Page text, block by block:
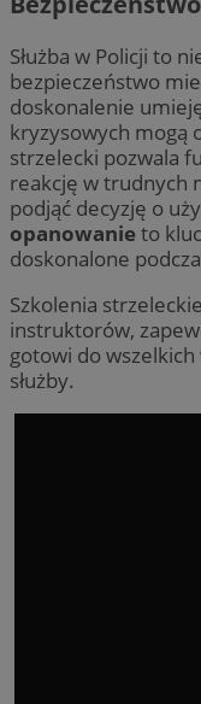
Służba w Policji to
bezpieczeństwo
doskonalenie
kryzysowych mogą
strzelecki pozwala
reakcję w trudnych
podjąć decyzję o
opanowanieto
doskonalone
Szkolenia
instruktorów,
gotowi do
służby.